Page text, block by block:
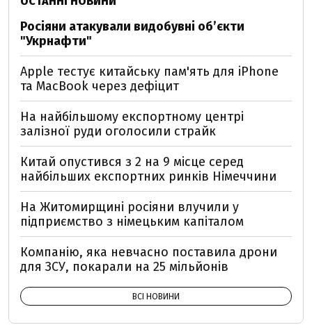
Росіяни атакували видобувні обʼєкти
"Укрнафти"
Apple тестує китайську пам'ять для iPhone
та MacBook через дефіцит
На найбільшому експортному центрі
залізної руди оголосили страйк
Китай опустився з 2 на 9 місце серед
найбільших експортних ринків Німеччини
На Житомирщині росіяни влучили у
підприємство з німецьким капіталом
Компанію, яка невчасно поставила дрони
для ЗСУ, покарали на 25 мільйонів
ВСІ НОВИНИ